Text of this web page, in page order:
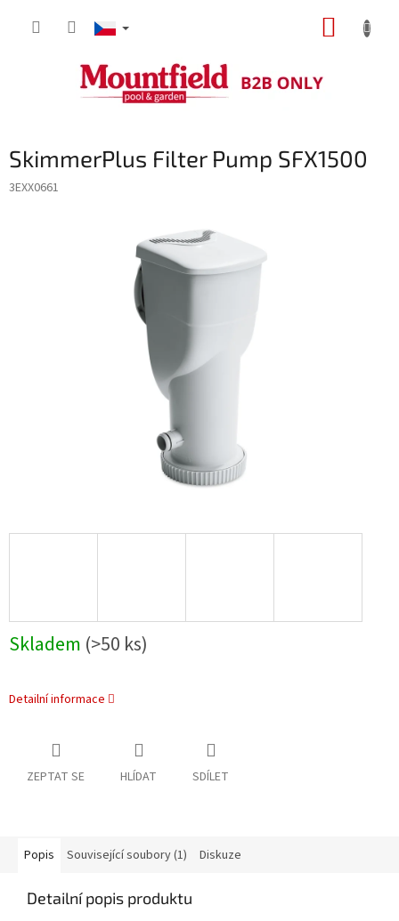
SkimmerPlus Filter Pump SFX1500
3EXX0661
Skladem (>50 ks)
Detailní informace
ZEPTAT SE HLÍDAT SDÍLET
Popis Související soubory (1) Diskuze
Detailní popis produktu